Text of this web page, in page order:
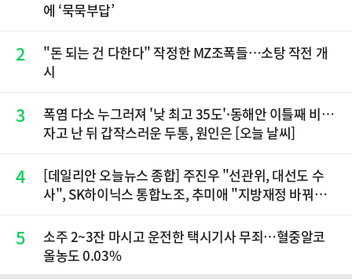
에 ‘묵묵부답’
2
"돈 되는 건 다한다" 작정한 MZ조폭들…소탕 작전 개
시
3
폭염 다소 누그러져 '낮 최고 35도'·동해안 이틀째 비…
자고 난 뒤 갑작스러운 두통, 원인은 [오늘 날씨]
4
[데일리안 오늘뉴스 종합] 주진우 "선관위, 대선도 수
사", SK하이닉스 통합노조, 추미애 "지방재정 바꿔
5
소주 2~3잔 마시고 운전한 택시기사 무죄…혈중알코
올농도 0.03%